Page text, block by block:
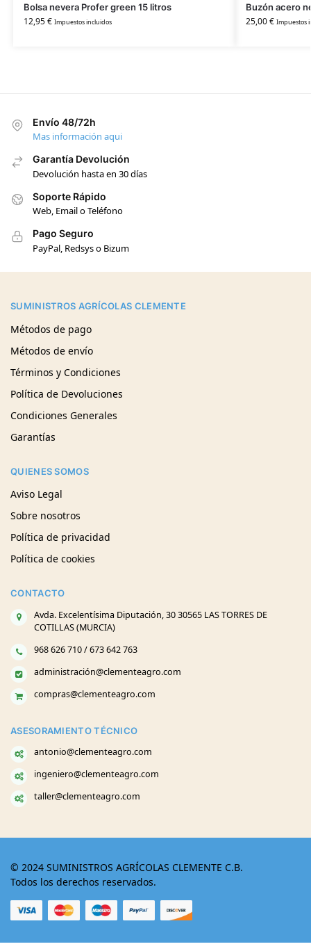
Bolsa nevera Profer green 15 litros
12,95€ Impuestos incluidos
Buzón acero
25,00€ Impuestos
Envío 48/72h
Mas información aqui
Garantía Devolución
Devolución hasta en 30 días
Soporte Rápido
Web, Email o Teléfono
Pago Seguro
PayPal, Redsys o Bizum
SUMINISTROS AGRÍCOLAS CLEMENTE
Métodos de pago
Métodos de envío
Términos y Condiciones
Política de Devoluciones
Condiciones Generales
Garantías
QUIENES SOMOS
Aviso Legal
Sobre nosotros
Política de privacidad
Política de cookies
CONTACTO
Avda. Excelentísima Diputación, 30 30565 LAS TORRES DE
COTILLAS (MURCIA)
968 626 710 / 673 642 763
administración@clementeagro.com
compras@clementeagro.com
ASESORAMIENTO TÉCNICO
antonio@clementeagro.com
ingeniero@clementeagro.com
taller@clementeagro.com
© 2024 SUMINISTROS AGRÍCOLAS CLEMENTE C.B.
Todos los derechos reservados.